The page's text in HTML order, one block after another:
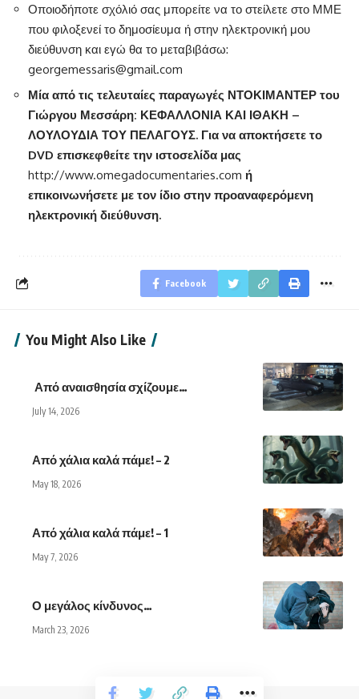
Οποιοδήποτε σχόλιό σας μπορείτε να το στείλετε στο ΜΜΕ
που φιλοξενεί το δημοσίευμα ή στην ηλεκτρονική μου
διεύθυνση και εγώ θα το μεταβιβάσω:
georgemessaris@gmail.com
Μία από τις τελευταίες παραγωγές ΝΤΟΚΙΜΑΝΤΕΡ του
Γιώργου Μεσσάρη: ΚΕΦΑΛΛΟΝΙΑ ΚΑΙ ΙΘΑΚΗ –
ΛΟΥΛΟΥΔΙΑ ΤΟΥ ΠΕΛΑΓΟΥΣ. Για να αποκτήσετε το
DVD επισκεφθείτε την ιστοσελίδα μας
http://www.omegadocumentaries.com ή
επικοινωνήσετε με τον ίδιο στην προαναφερόμενη
ηλεκτρονική διεύθυνση.
Facebook
You Might Also Like
Από αναισθησία σχίζουμε…
July 14, 2026
Από χάλια καλά πάμε! – 2
May 18, 2026
Από χάλια καλά πάμε! – 1
May 7, 2026
Ο μεγάλος κίνδυνος…
March 23, 2026